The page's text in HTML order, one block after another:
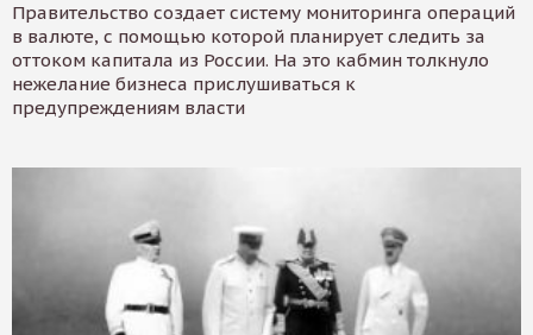
Правительство создает систему мониторинга операций
в валюте, с помощью которой планирует следить за
оттоком капитала из России. На это кабмин толкнуло
нежелание бизнеса прислушиваться к
предупреждениям власти